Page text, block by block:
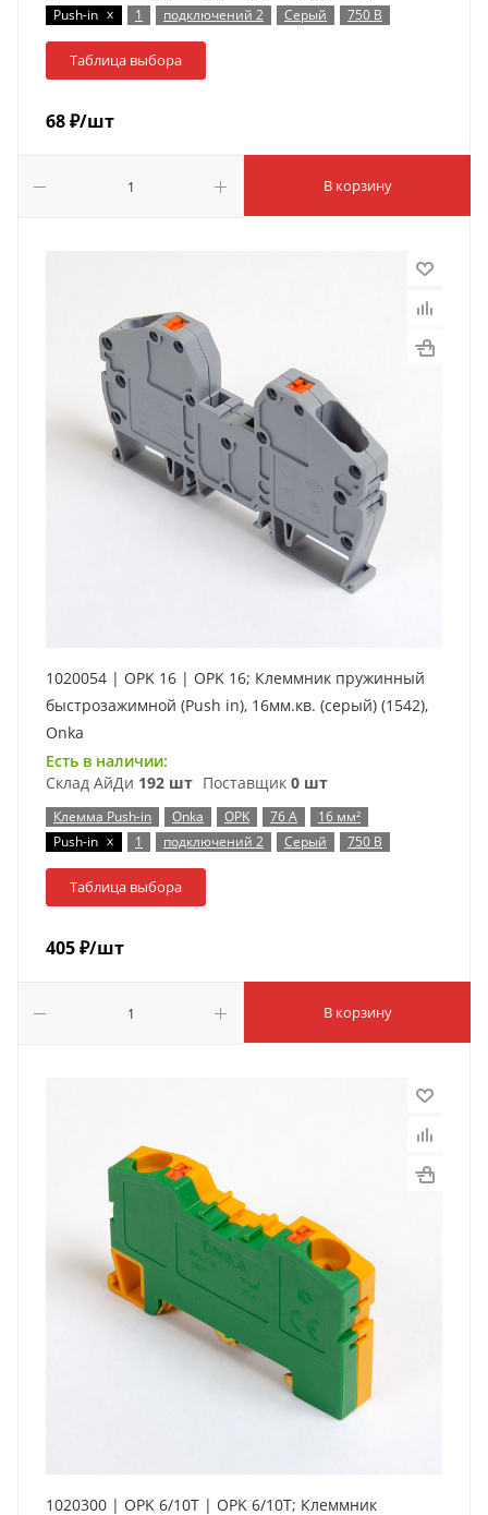
Push-in x 1 подключений 2 Серый 750 В
Таблица выбора
68₽/шт
В корзину
1020054 | OPK 16 | OPK 16; Клеммник пружинный
быстрозажимной (Push in), 16мм.кв. (серый) (1542),
Onka
Есть в наличии:
Склад АйДи 192 шт Поставщик 0 шт
Клемма Push-in Onka OPK 76 А
16 мм²
Push-in x 1 подключений 2 Серый 750 В
Таблица выбора
405₽/шт
В корзину
1020300 | OPK 6/10T | OPK 6/10T; Клеммник